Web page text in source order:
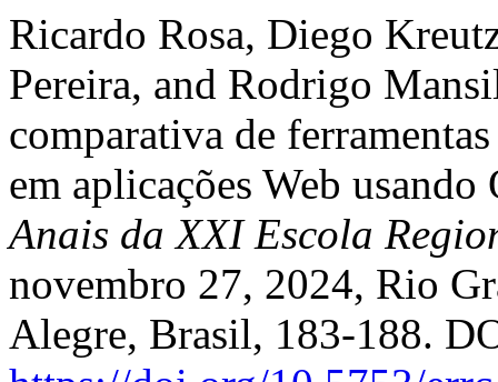
Ricardo Rosa, Diego
Pereira, and Rodrigo
comparativa de
em aplicações Web
Anais da XXI Escola
novembro 27, 2024, Rio
Alegre, Brasil, 183-188.